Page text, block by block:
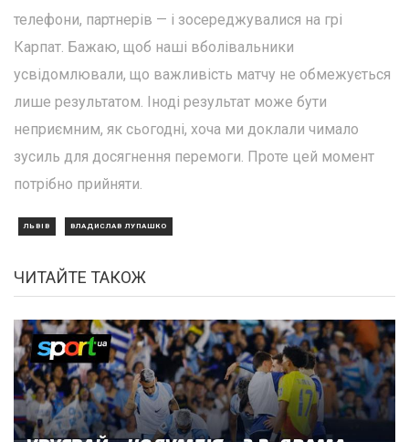
телефони, партнерів — і зосереджувалися на грі
Карпат. Бажаю, щоб наші вболівальники
усвідомлювали, що важливість матчу не обмежується
лише результатом. Іноді результат може бути
неприємним, як сьогодні, хоча ми доклали чимало
зусиль для досягнення перемоги. Проте цей момент
потрібно прийняти.
ЛЬВІВ ВЛАДИСЛАВ ЛУПАШКО
ЧИТАЙТЕ ТАКОЖ